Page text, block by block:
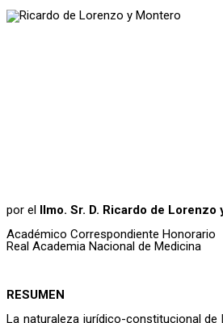
por el Ilmo. Sr. D. Ricardo de Lorenzo
Académico Correspondiente Honorario
Real Academia Nacional de Medicina
RESUMEN
La naturaleza jurídico-constitucional